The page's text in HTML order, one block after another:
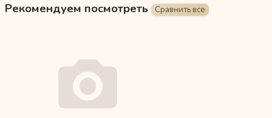
Рекомендуем посмотреть